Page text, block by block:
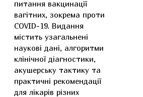
питання вакцинації
вагітних, зокрема проти
COVID-19. Видання
містить узагальнені
наукові дані, алгоритми
клінічної діагностики,
акушерську тактику та
практичні рекомендації
для лікарів різних